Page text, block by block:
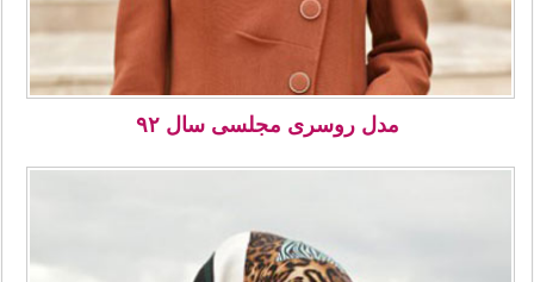
مدل روسری مجلسی سال ۹۲